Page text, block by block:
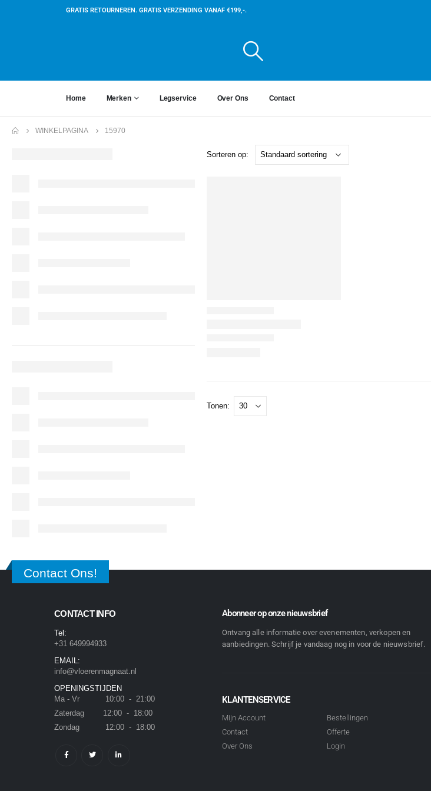
GRATIS RETOURNEREN. GRATIS VERZENDING VANAF €199,-.
Home Merken Legservice Over Ons Contact
WINKELPAGINA 15970
Sorteren op:
Tonen:
Contact Ons!
CONTACT INFO
Tel:
+31 649994933
EMAIL:
info@vloerenmagnaat.nl
OPENINGSTIJDEN
Ma - Vr 10:00 - 21:00
Zaterdag 12:00 - 18:00
Zondag 12:00 - 18:00
Abonneer op onze nieuwsbrief
Ontvang alle informatie over evenementen, verkopen en
aanbiedingen. Schrijf je vandaag nog in voor de nieuwsbrief.
KLANTENSERVICE
Mijn Account
Contact
Over Ons
Bestellingen
Offerte
Login